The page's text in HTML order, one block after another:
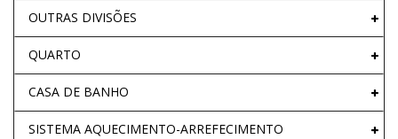
OUTRAS DIVISÕES
QUARTO
CASA DE BANHO
SISTEMA AQUECIMENTO-ARREFECIMENTO